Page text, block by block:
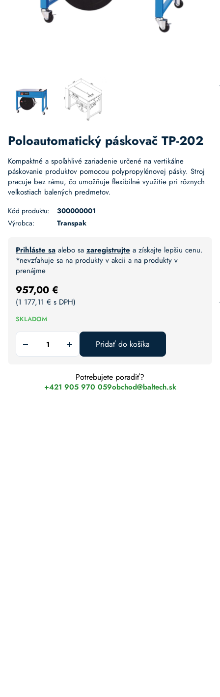
Poloautomatický páskovač TP-202
Kompaktné a spoľahlivé zariadenie určené na vertikálne
páskovanie produktov pomocou polypropylénovej pásky. Stroj
pracuje bez rámu, čo umožňuje flexibilné využitie pri rôznych
veľkostiach balených predmetov.
Kód produktu:
300000001
Výrobca:
Transpak
Prihláste sa alebo sa zaregistrujte a získajte lepšiu cenu.
*nevzťahuje sa na produkty v akcii a na produkty v
prenájme
957,00 €
(1 177,11 € s DPH)
SKLADOM
Pridať do košíka
Potrebujete poradiť?
+421 905 970 059obchod@baltech.sk